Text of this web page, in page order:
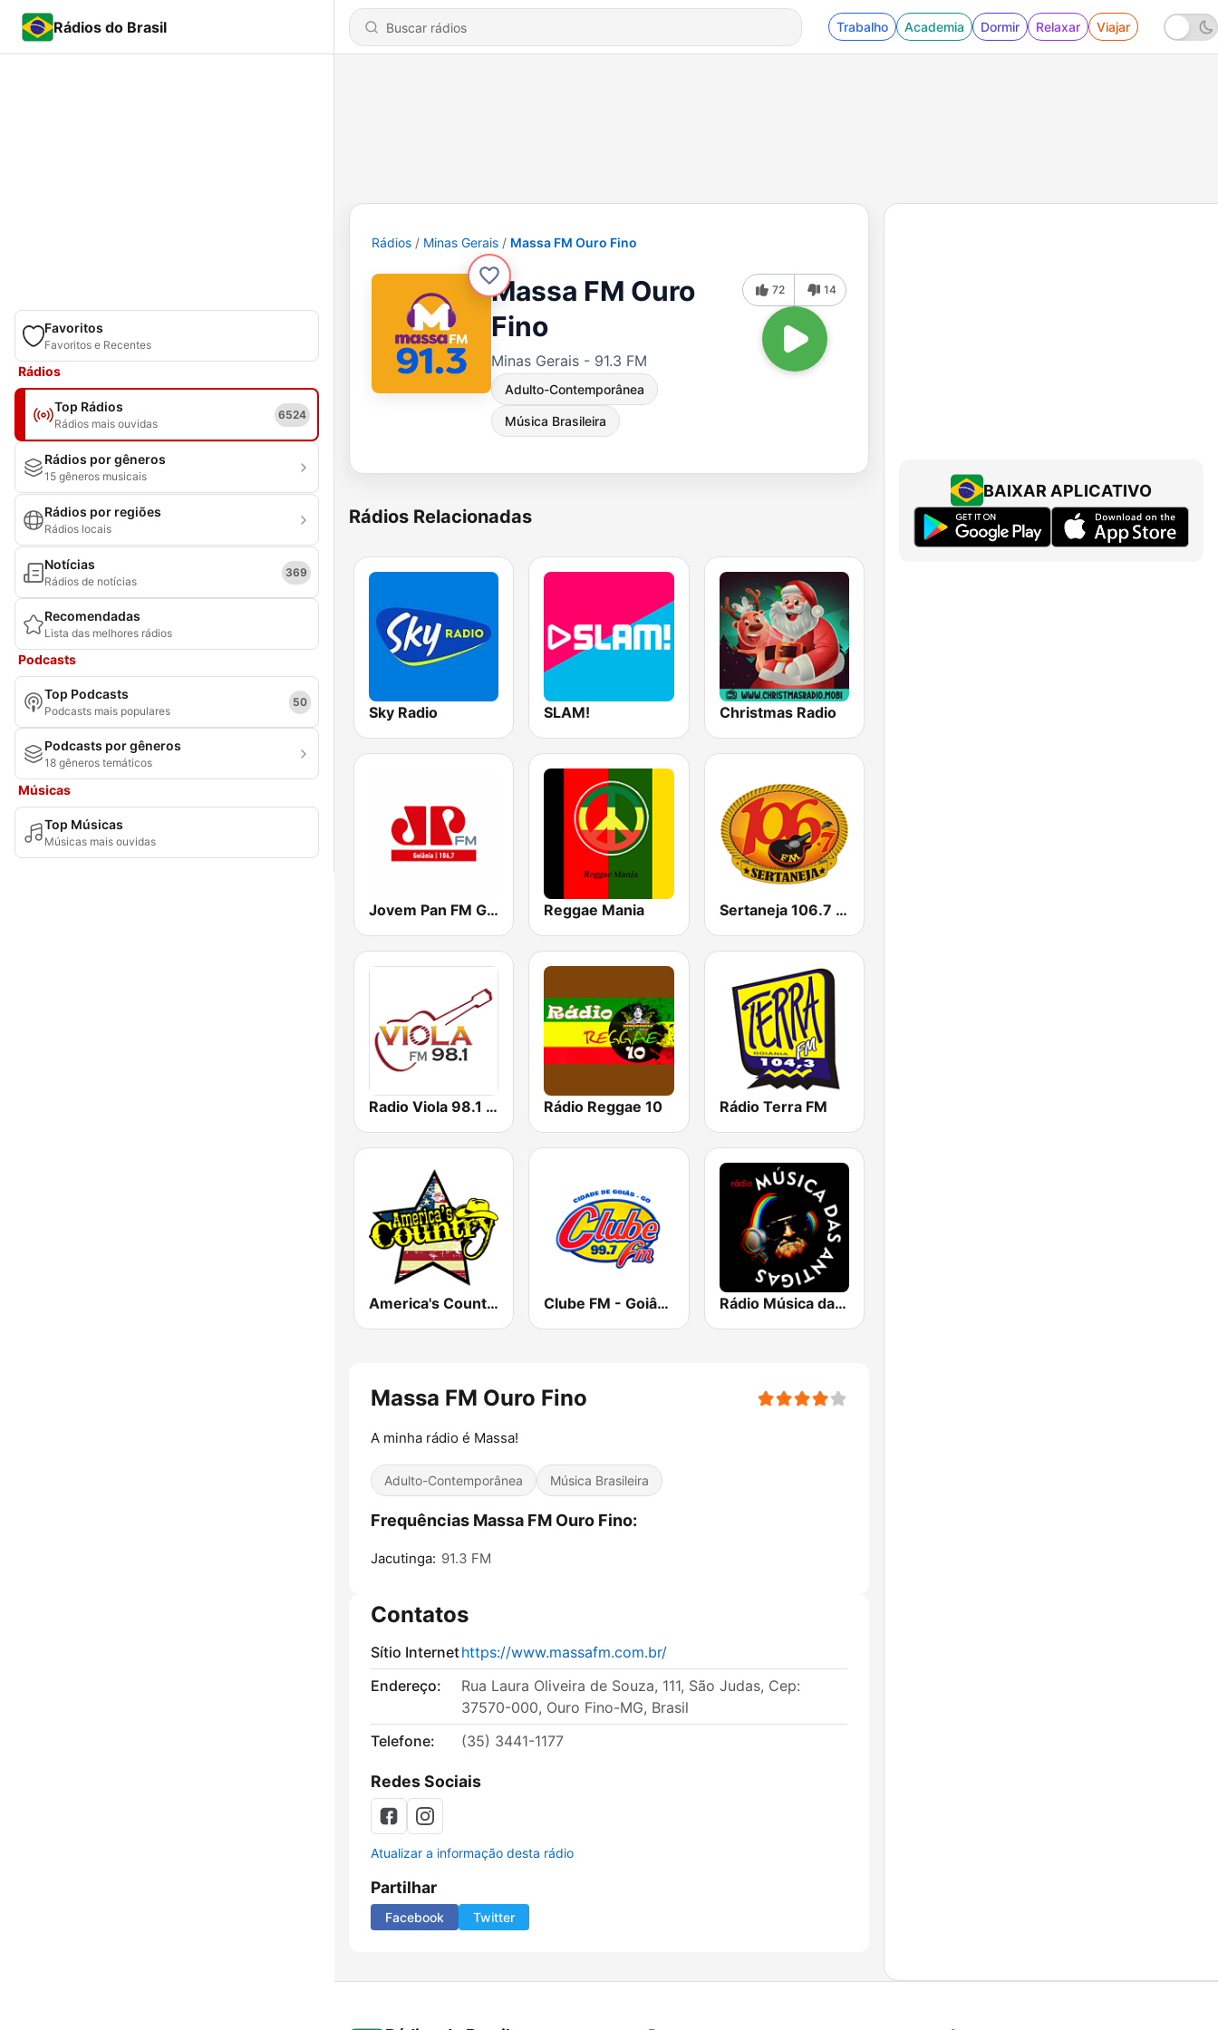
Rádios do Brasil Trabalho Academia Dormir Relaxar Viajar
Favoritos
Favoritos e Recentes
Rádios
Top Rádios
Rádios mais ouvidas
6524
Rádios por gêneros
15 gêneros musicais
Rádios por regiões
Rádios locais
Notícias
Rádios de notícias
369
Recomendadas
Lista das melhores rádios
Podcasts
Top Podcasts
Podcasts mais populares
50
Podcasts por gêneros
18 gêneros temáticos
Músicas
Top Músicas
Músicas mais ouvidas
Rádios Minas Gerais Massa FM Ouro Fino
Massa FM Ouro
Fino
Minas Gerais - 91.3 FM
Adulto-Contemporânea
Música Brasileira
72 14
Rádios Relacionadas
Sky Radio SLAM! Christmas Radio
Jovem Pan FM Goiânia Reggae Mania Sertaneja 106.7 FM
Radio Viola 98.1 FM Rádio Reggae 10 Rádio Terra FM
America's Country Clube FM - Goiânia Rádio Música das Antigas
Massa FM Ouro Fino
A minha rádio é Massa!
Adulto-Contemporânea Música Brasileira
Frequências Massa FM Ouro Fino:
Jacutinga: 91.3 FM
Contatos
Sítio Internethttps://www.massafm.com.br/
Endereço:
Rua Laura Oliveira de Souza, 111, São Judas, Cep:
37570-000, Ouro Fino-MG, Brasil
Telefone:
(35) 3441-1177
Redes Sociais
Atualizar a informação desta rádio
Partilhar
Facebook Twitter
BAIXAR APLICATIVO